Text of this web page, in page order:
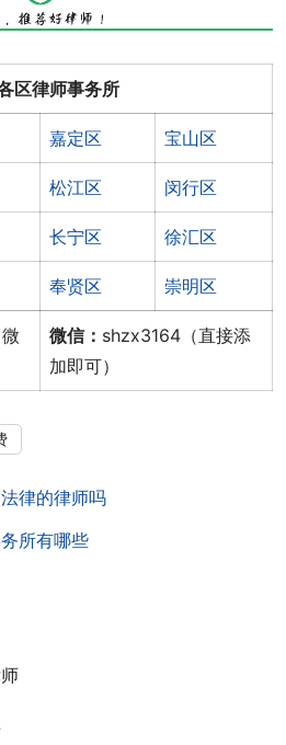
区律师事务所
嘉定区 宝山区
松江区 闵行区
长宁区 徐汇区
奉贤区 崇明区
微信： shzx3164（直接添
加即可）
律的律师吗
所有哪些